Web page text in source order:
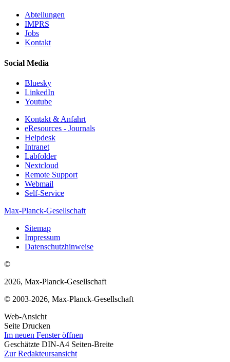
Abteilungen
IMPRS
Jobs
Kontakt
Social Media
Bluesky
LinkedIn
Youtube
Kontakt & Anfahrt
eResources - Journals
Helpdesk
Intranet
Labfolder
Nextcloud
Remote Support
Webmail
Self-Service
Max-Planck-Gesellschaft
Sitemap
Impressum
Datenschutzhinweise
©
2026, Max-Planck-Gesellschaft
© 2003-2026, Max-Planck-Gesellschaft
Web-Ansicht
Seite Drucken
Im neuen Fenster öffnen
Geschätzte DIN-A4 Seiten-Breite
Zur Redakteursansicht